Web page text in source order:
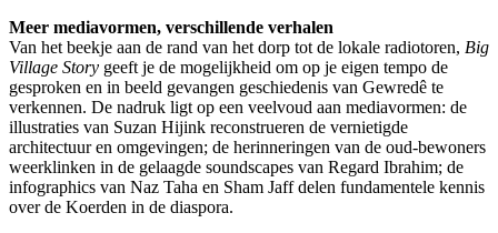
Meer mediavormen, verschillende verhalen
Van het beekje aan de rand van het dorp tot de lokale radiotoren, Big
Village Story geeft je de mogelijkheid om op je eigen tempo de
gesproken en in beeld gevangen geschiedenis van Gewredê te
verkennen. De nadruk ligt op een veelvoud aan mediavormen: de
illustraties van Suzan Hijink reconstrueren de vernietigde
architectuur en omgevingen; de herinneringen van de oud-bewoners
weerklinken in de gelaagde soundscapes van Regard Ibrahim; de
infographics van Naz Taha en Sham Jaff delen fundamentele kennis
over de Koerden in de diaspora.